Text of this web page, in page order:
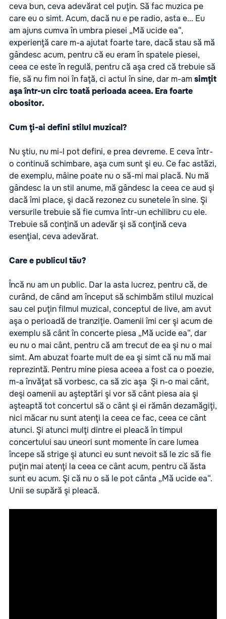
ceva bun, ceva adevărat cel puţin. Să fac muzica pe
care eu o simt. Acum, dacă nu e pe radio, asta e... Eu
am ajuns cumva în umbra piesei „Mă ucide ea“,
experienţă care m-a ajutat foarte tare, dacă stau să mă
gândesc acum, pentru că eu eram în spatele piesei,
ceea ce este în regulă, pentru că aşa cred că trebuie să
fie, să nu fim noi în faţă, ci actul în sine, dar m-amsimţit
aşa într-un circ toată perioada aceea. Era foarte
obositor.
Cum ţi-ai defini stilul muzical?
Nu ştiu, nu mi-l pot defini, e prea devreme. E ceva într-
o continuă schimbare, aşa cum sunt şi eu. Ce fac astăzi,
de exemplu, mâine poate nu o să-mi mai placă. Nu mă
gândesc la un stil anume, mă gândesc la ceea ce aud şi
dacă îmi place, şi dacă rezonez cu sunetele în sine. Şi
versurile trebuie să fie cumva într-un echilibru cu ele.
Trebuie să conţină un adevăr şi să conţină ceva
esenţial, ceva adevărat.
Care e publicul tău?
Încă nu am un public. Dar la asta lucrez, pentru că, de
curând, de când am început să schimbăm stilul muzical
sau cel puţin filmul muzical, conceptul de live, am avut
aşa o perioadă de tranziţie. Oamenii îmi cer şi acum de
exemplu să cânt în concerte piesa „Mă ucide ea“, dar
eu nu o mai cânt, pentru că am trecut de ea şi nu o mai
simt. Am abuzat foarte mult de ea şi simt că nu mă mai
reprezintă. Pentru mine piesa aceea a fost ca o poezie,
m-a învăţat să vorbesc, ca să zic aşa Şi n-o mai cânt,
deşi oamenii au aşteptări şi vor să cânt piesa aia şi
aşteaptă tot concertul să o cânt şi ei rămân dezamăgiţi,
nici măcar nu sunt atenţi la ceea ce fac, ceea ce cânt
atunci. Şi atunci mulţi dintre ei pleacă în timpul
concertului sau uneori sunt momente în care lumea
începe să strige şi atunci eu sunt nevoit să le zic să fie
puţin mai atenţi la ceea ce cânt acum, pentru că ăsta
sunt eu acum. Şi că nu o să le pot cânta „Mă ucide ea“.
Unii se supără şi pleacă.